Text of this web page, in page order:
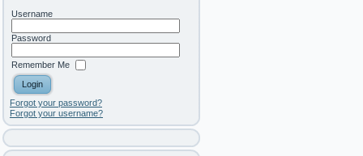
Username
Password
Remember Me
Forgot your password?
Forgot your username?